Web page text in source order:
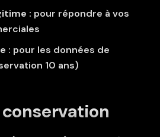
: pour répondre à vos
: pour les données de
10 ans)